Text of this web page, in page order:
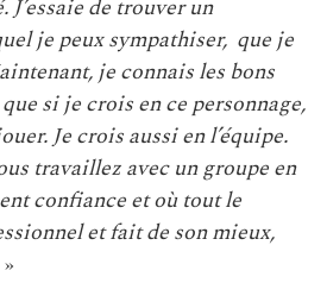
J’essaie de trouver un
je peux sympathiser, que je
je connais les bons
si je crois en ce personnage,
Je crois aussi en l’équipe.
travaillez avec un groupe en
confiance et où tout le
et fait de son mieux,